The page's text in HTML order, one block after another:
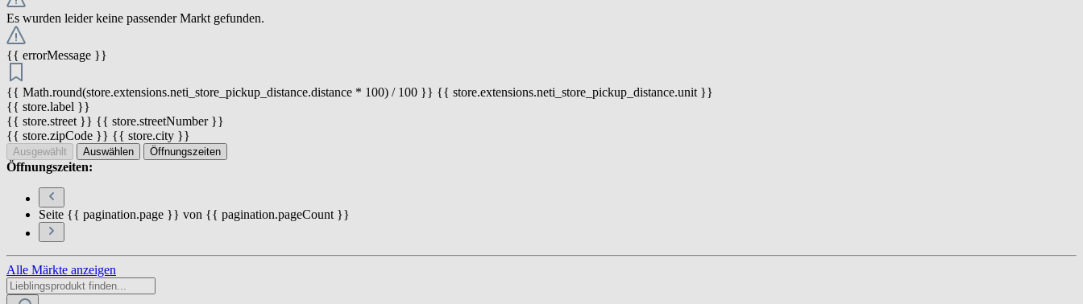
Es wurden leider keine passender Markt gefunden.
{{ errorMessage }}
{{ Math.round(store.extensions.neti_store_pickup_distance.distance * 100) / 100 }} {{ store.extensions.neti_store_pickup_distance.unit }}
{{ store.label }}
{{ store.street }} {{ store.streetNumber }}
{{ store.zipCode }} {{ store.city }}
Ausgewählt Auswählen Öffnungszeiten
Öffnungszeiten:
Seite {{ pagination.page }} von {{ pagination.pageCount }}
Alle Märkte anzeigen